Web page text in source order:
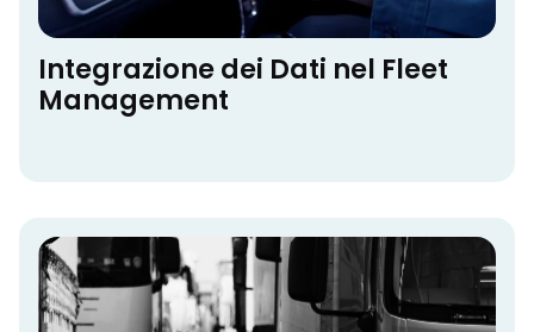
Integrazione dei Dati nel Fleet
Management